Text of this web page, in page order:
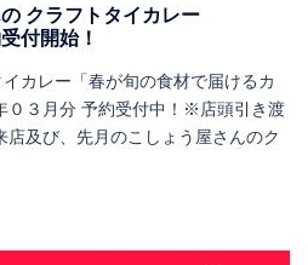
クラフトタイカレー
付開始！
カレー「春が旬の食材で届けるカ
０３月分 予約受付中！※店頭引き渡
店及び、先月のこしょう屋さんのク